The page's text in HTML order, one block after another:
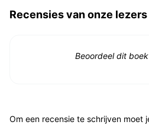
Recensies van onze lezers
Beoordeel dit
Om een recensie te schrijven moet